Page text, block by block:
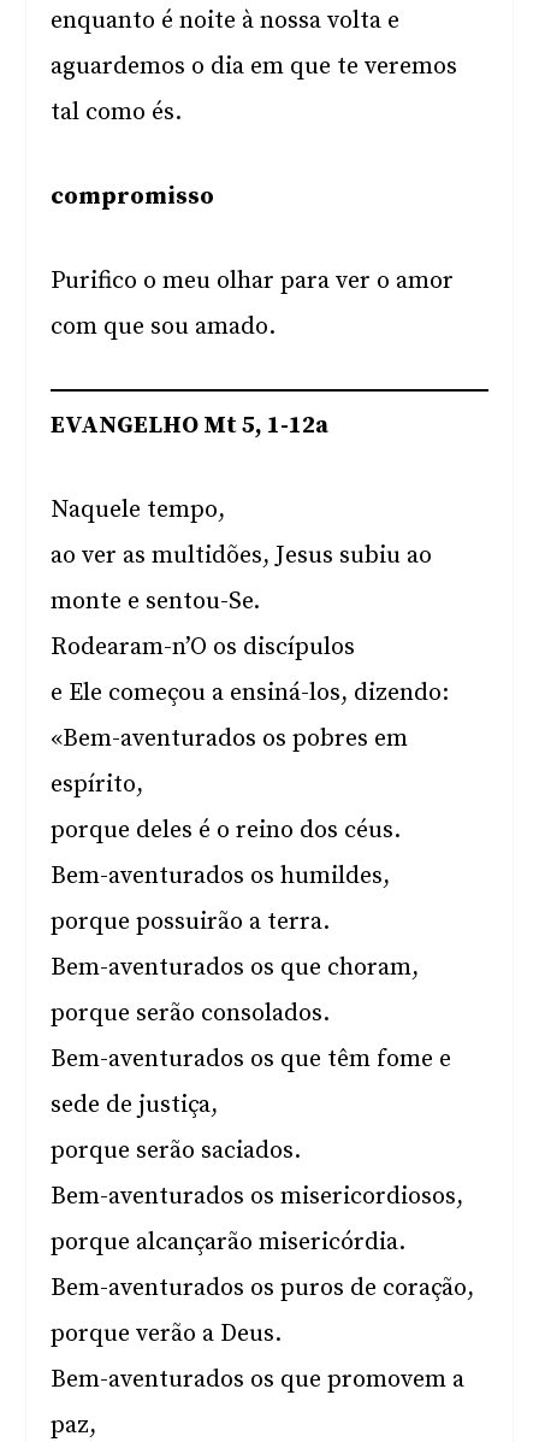
enquanto é noite à nossa volta e
aguardemos o dia em que te veremos
tal como és.
compromisso
Purifico o meu olhar para ver o amor
com que sou amado.
EVANGELHO Mt 5, 1-12a
Naquele tempo,
ao ver as multidões, Jesus subiu ao
monte e sentou-Se.
Rodearam-n’O os discípulos
e Ele começou a ensiná-los, dizendo:
«Bem-aventurados os pobres em
espírito,
porque deles é o reino dos céus.
Bem-aventurados os humildes,
porque possuirão a terra.
Bem-aventurados os que choram,
porque serão consolados.
Bem-aventurados os que têm fome e
sede de justiça,
porque serão saciados.
Bem-aventurados os misericordiosos,
porque alcançarão misericórdia.
Bem-aventurados os puros de coração,
porque verão a Deus.
Bem-aventurados os que promovem a
paz,